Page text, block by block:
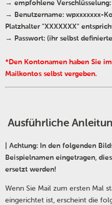
→ empfohlene Verschlüsselung:
→ Benutzername: wpxxxxxxx-
Platzhalter "XXXXXXX"
→ Passwort: (ihr selbst
*Den Kontonamen haben Sie
Mailkontos selbst vergeben.
Ausführliche
| Achtung: In den folgenden
Beispielnamen eingetragen,
ersetzt werden!
Wenn Sie Mail zum ersten Mal
eingerichtet ist, erscheint die